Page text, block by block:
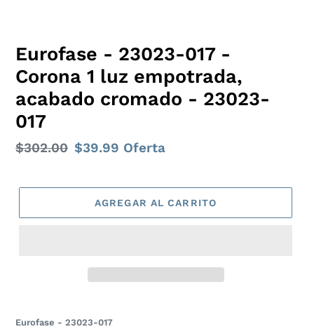
Eurofase - 23023-017 -
Corona 1 luz empotrada,
acabado cromado - 23023-
017
Precio
$302.00 Precio
oferta
$39.99 Oferta
AGREGAR AL CARRITO
el
Eurofase - 23023-017